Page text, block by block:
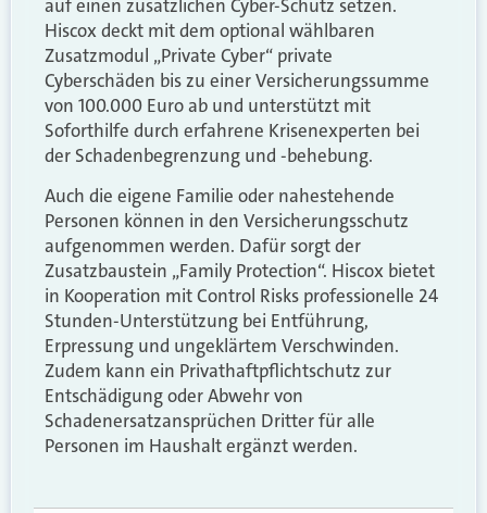
auf einen zusätzlichen Cyber-Schutz setzen.
Hiscox deckt mit dem optional wählbaren
Zusatzmodul „Private Cyber“ private
Cyberschäden bis zu einer Versicherungssumme
von 100.000 Euro ab und unterstützt mit
Soforthilfe durch erfahrene Krisenexperten bei
der Schadenbegrenzung und -behebung.
Auch die eigene Familie oder nahestehende
Personen können in den Versicherungsschutz
aufgenommen werden. Dafür sorgt der
Zusatzbaustein „Family Protection“. Hiscox bietet
in Kooperation mit Control Risks professionelle 24
Stunden-Unterstützung bei Entführung,
Erpressung und ungeklärtem Verschwinden.
Zudem kann ein Privathaftpflichtschutz zur
Entschädigung oder Abwehr von
Schadenersatzansprüchen Dritter für alle
Personen im Haushalt ergänzt werden.